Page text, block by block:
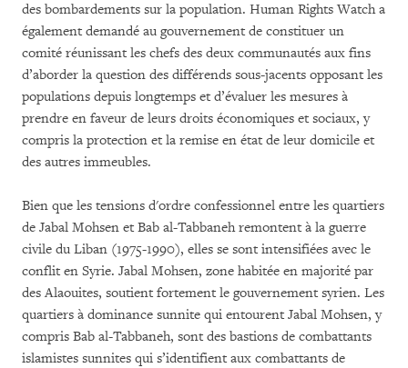
des bombardements sur la population. Human Rights Watch a
également demandé au gouvernement de constituer un
comité réunissant les chefs des deux communautés aux fins
d’aborder la question des différends sous-jacents opposant les
populations depuis longtemps et d’évaluer les mesures à
prendre en faveur de leurs droits économiques et sociaux, y
compris la protection et la remise en état de leur domicile et
des autres immeubles.
Bien que les tensions d'ordre confessionnel entre les quartiers
de Jabal Mohsen et Bab al-Tabbaneh remontent à la guerre
civile du Liban (1975-1990), elles se sont intensifiées avec le
conflit en Syrie. Jabal Mohsen, zone habitée en majorité par
des Alaouites, soutient fortement le gouvernement syrien. Les
quartiers à dominance sunnite qui entourent Jabal Mohsen, y
compris Bab al-Tabbaneh, sont des bastions de combattants
islamistes sunnites qui s’identifient aux combattants de